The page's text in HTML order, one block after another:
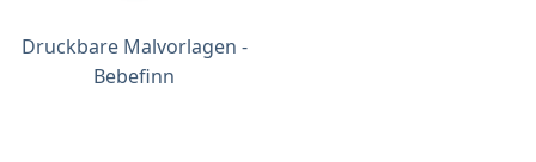
Druckbare Malvorlagen -
Bebefinn